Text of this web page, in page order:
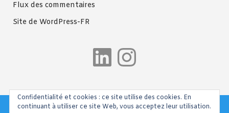
Flux des commentaires
Site de WordPress-FR
LinkedIn
Confidentialité et cookies : ce site utilise des cookies. En
continuant à utiliser ce site Web, vous acceptez leur utilisation.